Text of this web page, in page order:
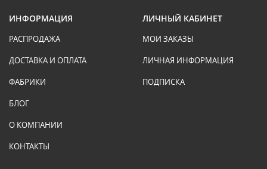
ИНФОРМАЦИЯ
РАСПРОДАЖА
ДОСТАВКА И ОПЛАТА
ФАБРИКИ
БЛОГ
О КОМПАНИИ
КОНТАКТЫ
ЛИЧНЫЙ КАБИНЕТ
МОИ ЗАКАЗЫ
ЛИЧНАЯ ИНФОРМАЦИЯ
ПОДПИСКА